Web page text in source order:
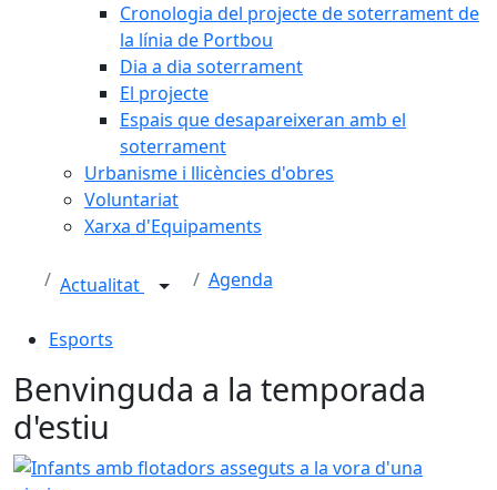
Cronologia del projecte de soterrament de
la línia de Portbou
Dia a dia soterrament
El projecte
Espais que desapareixeran amb el
soterrament
Urbanisme i llicències d'obres
Voluntariat
Xarxa d'Equipaments
Actualitat Agenda
Esports
Benvinguda a la temporada
d'estiu
Infants amb flotadors asseguts a la vora d'una piscina.